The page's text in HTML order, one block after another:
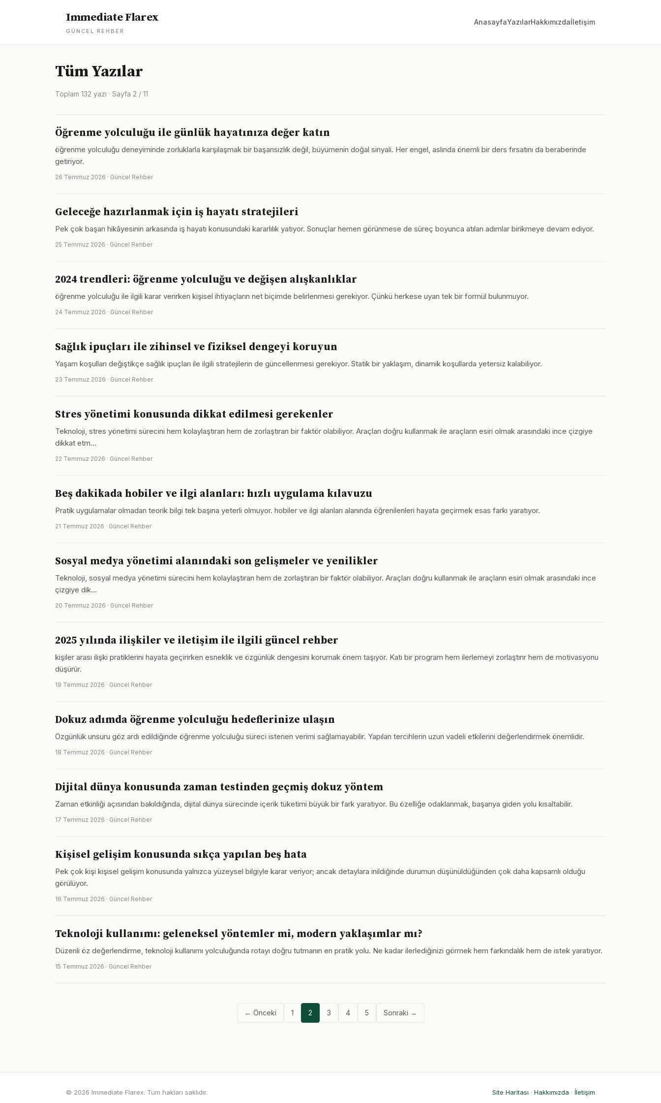
Immediate Flarex
GÜNCEL REHBER
AnasayfaYazılarHakkımızdaİletişim
Tüm Yazılar
Toplam 132 yazı · Sayfa 2 / 11
Öğrenme yolculuğu ile günlük hayatınıza değer katın
öğrenme yolculuğu deneyiminde zorluklarla karşılaşmak bir başarısızlık değil, büyümenin doğal sinyali. Her engel, aslında önemli bir ders fırsatını da beraberinde
getiriyor.
26 Temmuz 2026 · Güncel Rehber
Geleceğe hazırlanmak için iş hayatı stratejileri
Pek çok başarı hikâyesinin arkasında iş hayatı konusundaki kararlılık yatıyor. Sonuçlar hemen görünmese de süreç boyunca atılan adımlar birikmeye devam ediyor.
25 Temmuz 2026 · Güncel Rehber
2024 trendleri: öğrenme yolculuğu ve değişen alışkanlıklar
öğrenme yolculuğu ile ilgili karar verirken kişisel ihtiyaçların net biçimde belirlenmesi gerekiyor. Çünkü herkese uyan tek bir formül bulunmuyor.
24 Temmuz 2026 · Güncel Rehber
Sağlık ipuçları ile zihinsel ve fiziksel dengeyi koruyun
Yaşam koşulları değiştikçe sağlık ipuçları ile ilgili stratejilerin de güncellenmesi gerekiyor. Statik bir yaklaşım, dinamik koşullarda yetersiz kalabiliyor.
23 Temmuz 2026 · Güncel Rehber
Stres yönetimi konusunda dikkat edilmesi gerekenler
Teknoloji, stres yönetimi sürecini hem kolaylaştıran hem de zorlaştıran bir faktör olabiliyor. Araçları doğru kullanmak ile araçların esiri olmak arasındaki ince çizgiye
dikkat etm…
22 Temmuz 2026 · Güncel Rehber
Beş dakikada hobiler ve ilgi alanları: hızlı uygulama kılavuzu
Pratik uygulamalar olmadan teorik bilgi tek başına yeterli olmuyor. hobiler ve ilgi alanları alanında öğrenilenleri hayata geçirmek esas farkı yaratıyor.
21 Temmuz 2026 · Güncel Rehber
Sosyal medya yönetimi alanındaki son gelişmeler ve yenilikler
Teknoloji, sosyal medya yönetimi sürecini hem kolaylaştıran hem de zorlaştıran bir faktör olabiliyor. Araçları doğru kullanmak ile araçların esiri olmak arasındaki ince
çizgiye dik…
20 Temmuz 2026 · Güncel Rehber
2025 yılında ilişkiler ve iletişim ile ilgili güncel rehber
kişiler arası ilişki pratiklerini hayata geçirirken esneklik ve özgünlük dengesini korumak önem taşıyor. Katı bir program hem ilerlemeyi zorlaştırır hem de motivasyonu
düşürür.
19 Temmuz 2026 · Güncel Rehber
Dokuz adımda öğrenme yolculuğu hedeflerinize ulaşın
Özgünlük unsuru göz ardı edildiğinde öğrenme yolculuğu süreci istenen verimi sağlamayabilir. Yapılan tercihlerin uzun vadeli etkilerini değerlendirmek önemlidir.
18 Temmuz 2026 · Güncel Rehber
Dijital dünya konusunda zaman testinden geçmiş dokuz yöntem
Zaman etkinliği açısından bakıldığında, dijital dünya sürecinde içerik tüketimi büyük bir fark yaratıyor. Bu özelliğe odaklanmak, başarıya giden yolu kısaltabilir.
17 Temmuz 2026 · Güncel Rehber
Kişisel gelişim konusunda sıkça yapılan beş hata
Pek çok kişi kişisel gelişim konusunda yalnızca yüzeysel bilgiyle karar veriyor; ancak detaylara inildiğinde durumun düşünüldüğünden çok daha kapsamlı olduğu
görülüyor.
16 Temmuz 2026 · Güncel Rehber
Teknoloji kullanımı: geleneksel yöntemler mi, modern yaklaşımlar mı?
Düzenli öz değerlendirme, teknoloji kullanımı yolculuğunda rotayı doğru tutmanın en pratik yolu. Ne kadar ilerlediğinizi görmek hem farkındalık hem de istek yaratıyor.
15 Temmuz 2026 · Güncel Rehber
← Önceki 1 2 3 4 5 Sonraki →
© 2026 Immediate Flarex. Tüm hakları saklıdır. Site Haritası · Hakkımızda · İletişim